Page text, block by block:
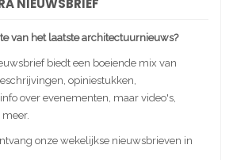
NIEUWSBRIEF
van het laatste architectuurnieuws?
biedt een boeiende mix van
opiniestukken,
over evenementen, maar video's,
onze wekelijkse nieuwsbrieven in